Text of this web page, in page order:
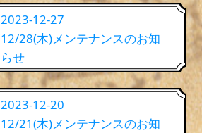
2023-12-27
12/28(木)メンテナンスのお知
らせ
2023-12-20
12/21(木)メンテナンスのお知